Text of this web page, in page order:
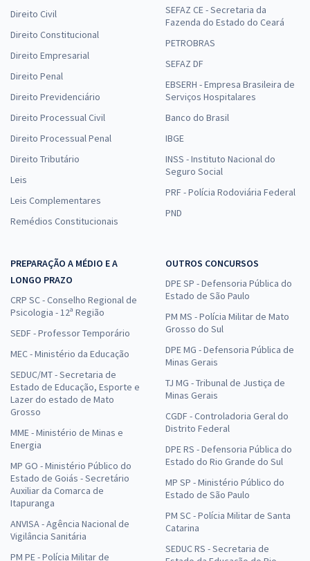
Direito Civil
Direito Constitucional
Direito Empresarial
Direito Penal
Direito Previdenciário
Direito Processual Civil
Direito Processual Penal
Direito Tributário
Leis
Leis Complementares
Remédios Constitucionais
SEFAZ CE - Secretaria da
Fazenda do Estado do Ceará
PETROBRAS
SEFAZ DF
EBSERH - Empresa Brasileira de
Serviços Hospitalares
Banco do Brasil
IBGE
INSS - Instituto Nacional do
Seguro Social
PRF - Polícia Rodoviária Federal
PND
PREPARAÇÃO A MÉDIO E A
LONGO PRAZO
CRP SC - Conselho Regional de
Psicologia - 12ª Região
SEDF - Professor Temporário
MEC - Ministério da Educação
SEDUC/MT - Secretaria de
Estado de Educação, Esporte e
Lazer do estado de Mato
Grosso
MME - Ministério de Minas e
Energia
MP GO - Ministério Público do
Estado de Goiás - Secretário
Auxiliar da Comarca de
Itapuranga
ANVISA - Agência Nacional de
Vigilância Sanitária
PM PE - Polícia Militar de
OUTROS CONCURSOS
DPE SP - Defensoria Pública do
Estado de São Paulo
PM MS - Polícia Militar de Mato
Grosso do Sul
DPE MG - Defensoria Pública de
Minas Gerais
TJ MG - Tribunal de Justiça de
Minas Gerais
CGDF - Controladoria Geral do
Distrito Federal
DPE RS - Defensoria Pública do
Estado do Rio Grande do Sul
MP SP - Ministério Público do
Estado de São Paulo
PM SC - Polícia Militar de Santa
Catarina
SEDUC RS - Secretaria de